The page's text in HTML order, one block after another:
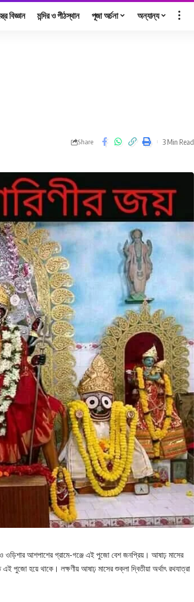
বিজ্ঞান মন্দির ও পীঠস্থান পূজা অর্চনা অন্যান্য
Share 3 Min Read
ও ওড়িশার আশপাশের গ্রামে-গঞ্জে এই পুজো বেশ জনপ্রিয়। আষাঢ় মাসের
এই পুজো হয়ে থাকে। লক্ষণীয় আষাঢ় মাসের শুক্লা দ্বিতীয়া অর্থাৎ রথযাত্রা